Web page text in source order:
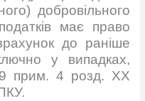
добровільного
має право
до раніше
у випадках,
9 прим. 4 розд. XX